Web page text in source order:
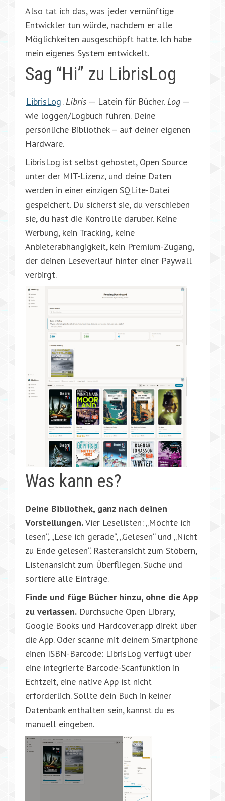
Also tat ich das, was jeder vernünftige
Entwickler tun würde, nachdem er alle
Möglichkeiten ausgeschöpft hatte. Ich habe
mein eigenes System entwickelt.
Sag “Hi” zu LibrisLog
LibrisLog.Libris — Latein für Bücher.Log —
wie loggen/Logbuch führen. Deine
persönliche Bibliothek – auf deiner eigenen
Hardware.
LibrisLog ist selbst gehostet, Open Source
unter der MIT-Lizenz, und deine Daten
werden in einer einzigen SQLite-Datei
gespeichert. Du sicherst sie, du verschieben
sie, du hast die Kontrolle darüber. Keine
Werbung, kein Tracking, keine
Anbieterabhängigkeit, kein Premium-Zugang,
der deinen Leseverlauf hinter einer Paywall
verbirgt.
Was kann es?
Deine Bibliothek, ganz nach deinen
Vorstellungen.Vier Leselisten: „Möchte ich
lesen“, „Lese ich gerade“, „Gelesen“ und „Nicht
zu Ende gelesen“. Rasteransicht zum Stöbern,
Listenansicht zum Überfliegen. Suche und
sortiere alle Einträge.
Finde und füge Bücher hinzu, ohne die App
zu verlassen. Durchsuche Open Library,
Google Books und Hardcover.app direkt über
die App. Oder scanne mit deinem Smartphone
einen ISBN-Barcode: LibrisLog verfügt über
eine integrierte Barcode-Scanfunktion in
Echtzeit, eine native App ist nicht
erforderlich. Sollte dein Buch in keiner
Datenbank enthalten sein, kannst du es
manuell eingeben.